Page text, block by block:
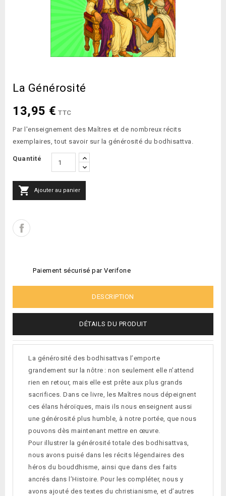
La Générosité
13,95 € TTC
Par l'enseignement des Maîtres et de nombreux récits
exemplaires, tout savoir sur la générosité du bodhisattva.
Quantité
 Ajouter au panier
Paiement sécurisé par Verifone
DESCRIPTION
DÉTAILS DU PRODUIT
La générosité des bodhisattvas l’emporte
grandement sur la nôtre : non seulement elle n’attend
rien en retour, mais elle est prête aux plus grands
sacrifices. Dans ce livre, les Maîtres nous dépeignent
ces élans héroïques, mais ils nous enseignent aussi
une générosité plus humble, à notre portée, que nous
pouvons dès maintenant mettre en œuvre.
Pour illustrer la générosité totale des bodhisattvas,
nous avons puisé dans les récits légendaires des
héros du bouddhisme, ainsi que dans des faits
ancrés dans l’Histoire. Pour les compléter, nous y
avons ajouté des textes du christianisme, et d’autres